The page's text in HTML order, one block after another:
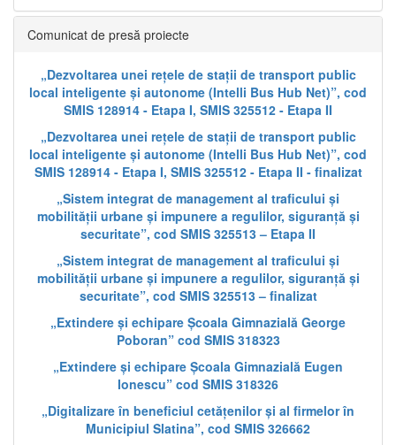
Comunicat de presă proiecte
„Dezvoltarea unei rețele de stații de transport public
local inteligente și autonome (Intelli Bus Hub Net)”, cod
SMIS 128914 - Etapa I, SMIS 325512 - Etapa II
„Dezvoltarea unei rețele de stații de transport public
local inteligente și autonome (Intelli Bus Hub Net)”, cod
SMIS 128914 - Etapa I, SMIS 325512 - Etapa II - finalizat
„Sistem integrat de management al traficului și
mobilității urbane și impunere a regulilor, siguranță și
securitate”, cod SMIS 325513 – Etapa II
„Sistem integrat de management al traficului și
mobilității urbane și impunere a regulilor, siguranță și
securitate”, cod SMIS 325513 – finalizat
„Extindere și echipare Școala Gimnazială George
Poboran” cod SMIS 318323
„Extindere și echipare Școala Gimnazială Eugen
Ionescu” cod SMIS 318326
„Digitalizare în beneficiul cetățenilor și al firmelor în
Municipiul Slatina”, cod SMIS 326662